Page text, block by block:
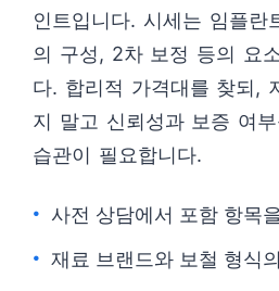
인트입니다. 시세는 임플란
의 구성, 2차 보정 등의 요
다. 합리적 가격대를 찾되,
지 말고 신뢰성과 보증 여
습관이 필요합니다.
사전 상담에서 포함 항목
재료 브랜드와 보철 형식